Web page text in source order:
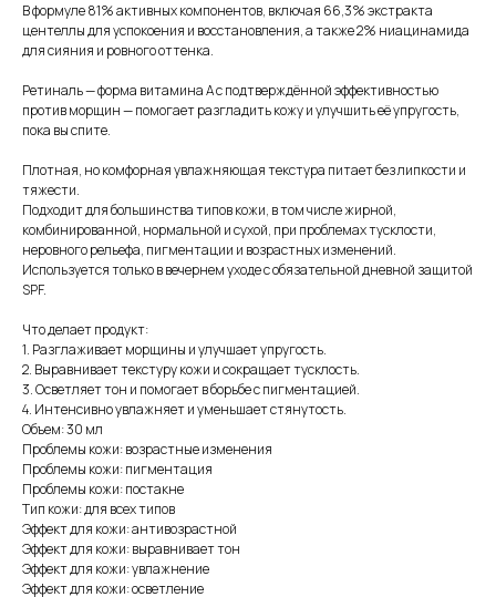
В формуле 81% активных компонентов, включая 66,3% экстракта
центеллы для успокоения и восстановления, а также 2% ниацинамида
для сияния и ровного оттенка.
Ретиналь — форма витамина А с подтверждённой эффективностью
против морщин — помогает разгладить кожу и улучшить её упругость,
пока вы спите.
Плотная, но комфорная увлажняющая текстура питает без липкости и
тяжести.
Подходит для большинства типов кожи, в том числе жирной,
комбинированной, нормальной и сухой, при проблемах тусклости,
неровного рельефа, пигментации и возрастных изменений.
Используется только в вечернем уходе с обязательной дневной защитой
SPF.
Что делает продукт:
1. Разглаживает морщины и улучшает упругость.
2. Выравнивает текстуру кожи и сокращает тусклость.
3. Осветляет тон и помогает в борьбе с пигментацией.
4. Интенсивно увлажняет и уменьшает стянутость.
Объем: 30 мл
Проблемы кожи: возрастные изменения
Проблемы кожи: пигментация
Проблемы кожи: постакне
Тип кожи: для всех типов
Эффект для кожи: антивозрастной
Эффект для кожи: выравнивает тон
Эффект для кожи: увлажнение
Эффект для кожи: осветление